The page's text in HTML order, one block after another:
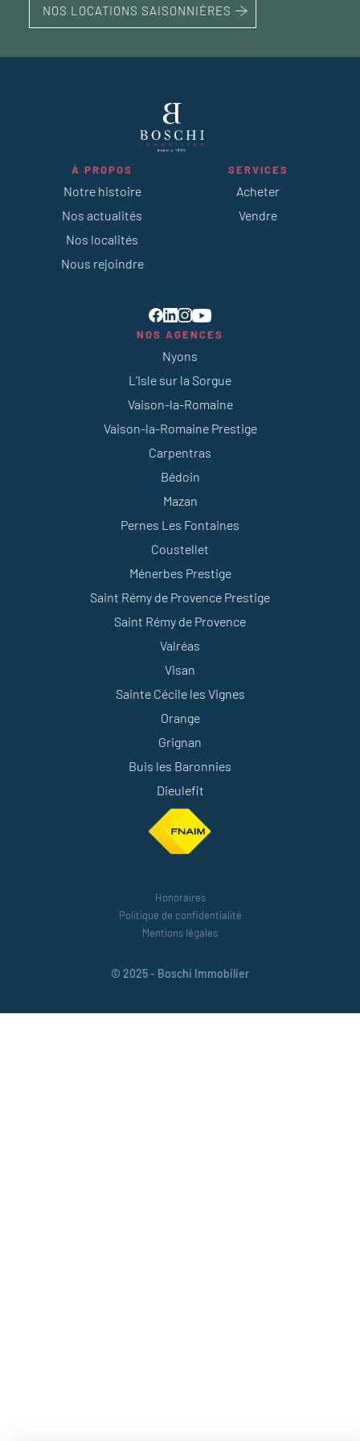
NOS LOCATIONS SAISONNIÈRES
À PROPOS
Notre histoire
Nos actualités
Nos localités
Nous rejoindre
SERVICES
Acheter
Vendre
NOS AGENCES
Nyons
L’Isle sur la Sorgue
Vaison-la-Romaine
Vaison-la-Romaine Prestige
Carpentras
Bédoin
Mazan
Pernes Les Fontaines
Coustellet
Ménerbes Prestige
Saint Rémy de Provence Prestige
Saint Rémy de Provence
Valréas
Visan
Sainte Cécile les Vignes
Orange
Grignan
Buis les Baronnies
Dieulefit
Honoraires
Politique de confidentialité
Mentions légales
© 2025 - Boschi Immobilier